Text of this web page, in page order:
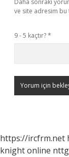
Daha sonraki
ve site adresim bu
9 - 5 kaçtır?*
https://ircfrm.net
knight online